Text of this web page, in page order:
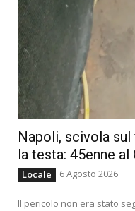
Napoli, scivola
la testa: 45enne
Locale 6 Agosto 2026
Il pericolo non era stato